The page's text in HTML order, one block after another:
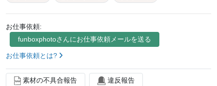
日本人 通勤通学 混雑 人込み 駅
ターミナル
会社員 人混み 急ぐ 歩く 都市 出勤
お仕事依頼:
funboxphotoさんにお仕事依頼メールを送る
お仕事依頼とは?
素材の不具合報告 違反報告